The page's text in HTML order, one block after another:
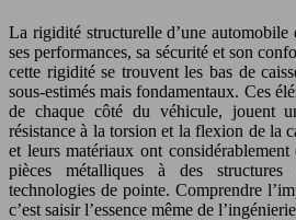
La rigidité structurelle d’une
ses performances, sa sécurité et son
cette rigidité se trouvent les bas de
sous-estimés mais fondamentaux. Ces
de chaque côté du véhicule, jouent
résistance à la torsion et la flexion de la
et leurs matériaux ont considérablement
pièces métalliques à des structures
technologies de pointe. Comprendre
c’est saisir l’essence même de